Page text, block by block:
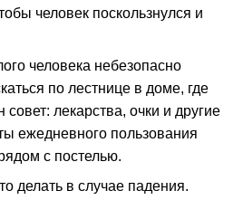
человек поскользнулся и
человека небезопасно
по лестнице в доме, где
лекарства, очки и другие
ежедневного пользования
с постелью.
делать в случае падения.